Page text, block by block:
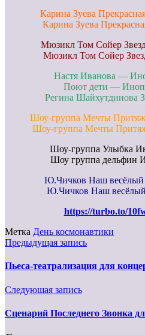
Карина Зуева
Карина Зуева
Мюзикл Том Сойер
Мюзикл Том Сойер
Настя Иванова —
Поют дети —
Регина Шайхутдинова
Шоу-группа Мечты
Шоу-группа Мечты
Шоу-группа Улыбка
Шоу группа дельфин
Ю.Чичков Наш весёлый
Ю.Чичков Наш
https://turbo.to/
Метка День космонавтики
Предыдущая запись
Пьеса-театрализация для
Следующая запись
Сценарий Последнего Звонка